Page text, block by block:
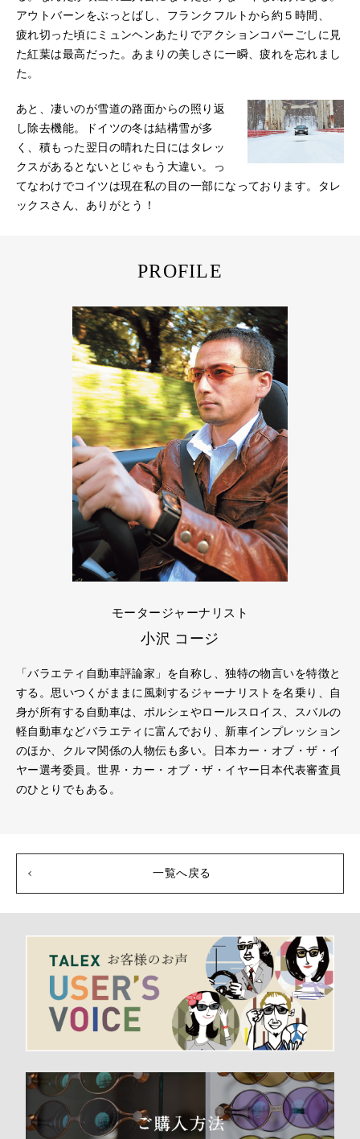
アウトバーンをぶっとばし、フランクフルトから約５時間、
疲れ切った頃にミュンヘンあたりでアクションコパーごしに見
た紅葉は最高だった。あまりの美しさに一瞬、疲れを忘れまし
た。
あと、凄いのが雪道の路面からの照り返
し除去機能。ドイツの冬は結構雪が多
く、積もった翌日の晴れた日にはタレッ
クスがあるとないとじゃもう大違い。っ
てなわけでコイツは現在私の目の一部になっております。タレ
ックスさん、ありがとう！
PROFILE
モータージャーナリスト
小沢 コージ
「バラエティ自動車評論家」を自称し、独特の物言いを特徴と
する。思いつくがままに風刺するジャーナリストを名乗り、自
身が所有する自動車は、ポルシェやロールスロイス、スバルの
軽自動車などバラエティに富んでおり、新車インプレッション
のほか、クルマ関係の人物伝も多い。日本カー・オブ・ザ・イ
ヤー選考委員。世界・カー・オブ・ザ・イヤー日本代表審査員
のひとりでもある。
一覧へ戻る